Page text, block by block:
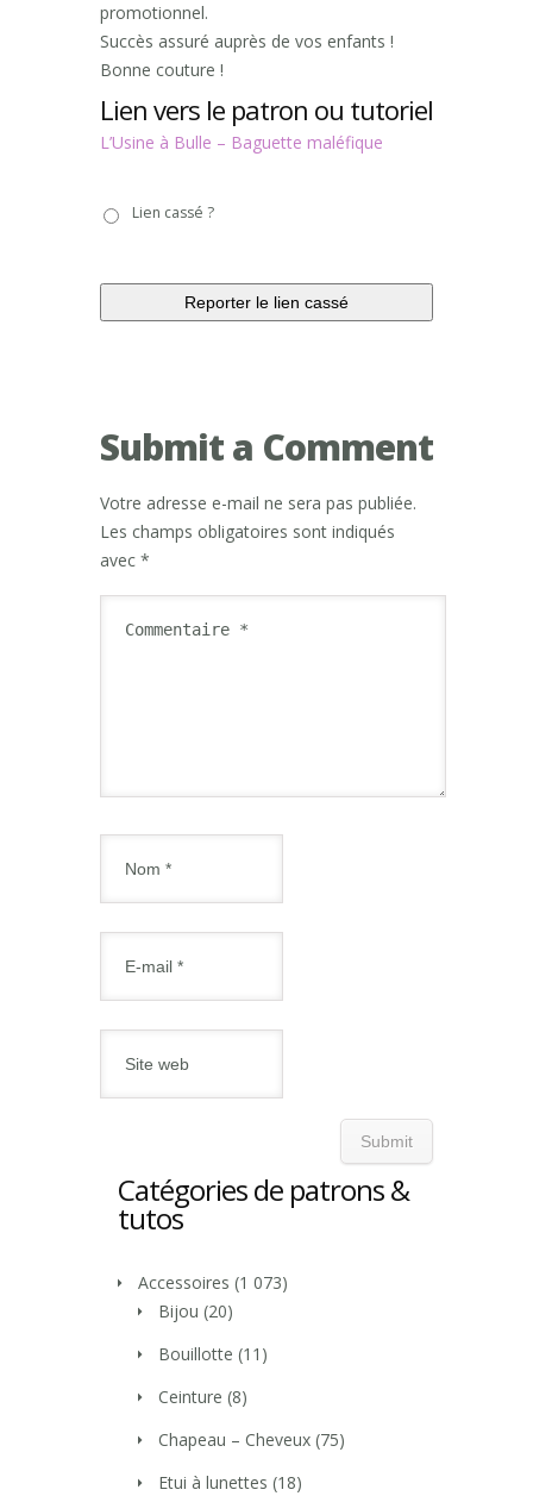
promotionnel.
Succès assuré auprès de vos enfants !
Bonne couture !
Lien vers le patron ou tutoriel
L’Usine à Bulle – Baguette maléfique
casséLien cassé ?
Submit a Comment
Votre adresse e-mail ne sera pas publiée.
Les champs obligatoires sont indiqués
avec *
Catégories de patrons &
tutos
Accessoires (1 073)
Bijou (20)
Bouillotte (11)
Ceinture (8)
Chapeau – Cheveux (75)
Etui à lunettes (18)